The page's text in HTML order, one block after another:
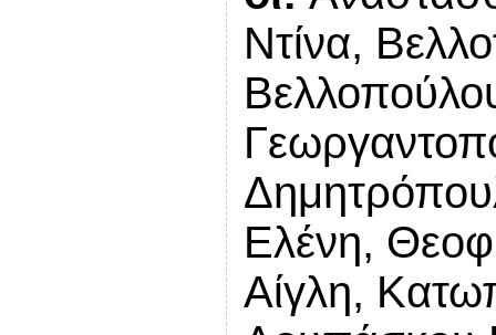
Ντίνα,
Ελένη,
Αίγλη,